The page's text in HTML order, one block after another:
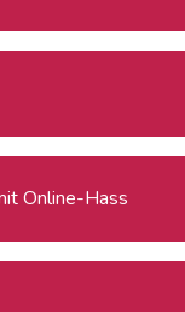
Online-Hass